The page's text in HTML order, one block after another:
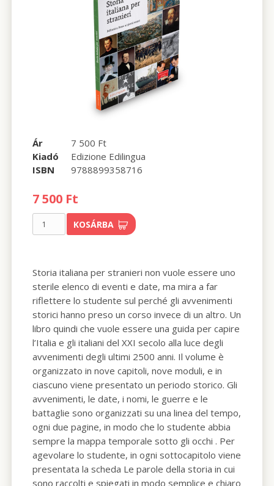
Ár
7 500 Ft
Kiadó
Edizione Edilingua
ISBN
9788899358716
7 500 Ft
KOSÁRBA
Storia italiana per stranieri non vuole essere uno
sterile elenco di eventi e date, ma mira a far
riflettere lo studente sul perché gli avvenimenti
storici hanno preso un corso invece di un altro. Un
libro quindi che vuole essere una guida per capire
l’Italia e gli italiani del XXI secolo alla luce degli
avvenimenti degli ultimi 2500 anni. Il volume è
organizzato in nove capitoli, nove moduli, e in
ciascuno viene presentato un periodo storico. Gli
avvenimenti, le date, i nomi, le guerre e le
battaglie sono organizzati su una linea del tempo,
ogni due pagine, in modo che lo studente abbia
sempre la mappa temporale sotto gli occhi . Per
agevolare lo studente, in ogni sottocapitolo viene
presentata la scheda Le parole della storia in cui
sono raccolti e spiegati in modo semplice e chiaro